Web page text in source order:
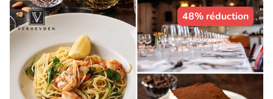
48% réduction